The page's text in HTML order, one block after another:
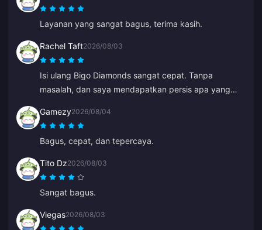
Layanan yang sangat bagus, terima kasih.
Rachel Taft2026/08/03
Isi ulang Bigo Diamonds sangat cepat. Tanpa
masalah, dan saya mendapatkan persis apa yang
Gamezy2026/08/04
Bagus, cepat, dan tepercaya.
Tito Dz2026/08/03
Sangat bagus.
Viegas2026/08/03